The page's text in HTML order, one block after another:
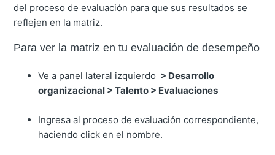
del proceso de evaluación para que sus resultados se
reflejen en la matriz.
Para ver la matriz en tu evaluación de desempeño
Ve a panel lateral izquierdo > Desarrollo
organizacional > Talento > Evaluaciones
Ingresa al proceso de evaluación correspondiente,
haciendo click en el nombre.